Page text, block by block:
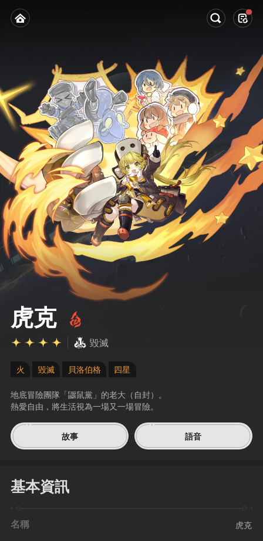
虎克
毀滅
火 毀滅 貝洛伯格 四星
地底冒險團隊「鼴鼠黨」的老大（自封）。
熱愛自由，將生活視為一場又一場冒險。
故事 語音
基本資訊
名稱 虎克